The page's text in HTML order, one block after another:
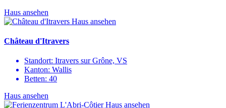
Haus ansehen
Haus ansehen
Château d'Itravers
Standort: Itravers sur Grône, VS
Kanton: Wallis
Betten: 40
Haus ansehen
Haus ansehen